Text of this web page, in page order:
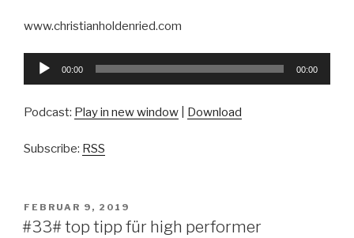
www.christianholdenried.com
Audio-
00:00 00:00
Podcast: Play in new window Download
Subscribe: RSS
VERÖFFENTLICHT
AM
FEBRUAR 9, 2019
#33# top tipp für high performer